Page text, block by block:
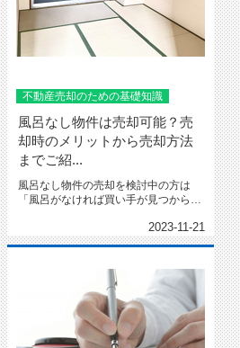
不動産売却のための基礎知識
風呂なし物件は売却可能？売
却時のメリットから売却方法
までご紹...
風呂なし物件の売却を検討中の方は
「風呂がなければ買い手が見つからな
2023-11-21